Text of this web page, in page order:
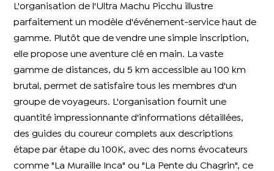
L'organisation de l'Ultra Machu Picchu illustre
parfaitement un modèle d'événement-service haut de
gamme. Plutôt que de vendre une simple inscription,
elle propose une aventure clé en main. La vaste
gamme de distances, du 5 km accessible au 100 km
brutal, permet de satisfaire tous les membres d'un
groupe de voyageurs. L'organisation fournit une
quantité impressionnante d'informations détaillées,
des guides du coureur complets aux descriptions
étape par étape du 100K, avec des noms évocateurs
comme "La Muraille Inca" ou "La Pente du Chagrin", ce